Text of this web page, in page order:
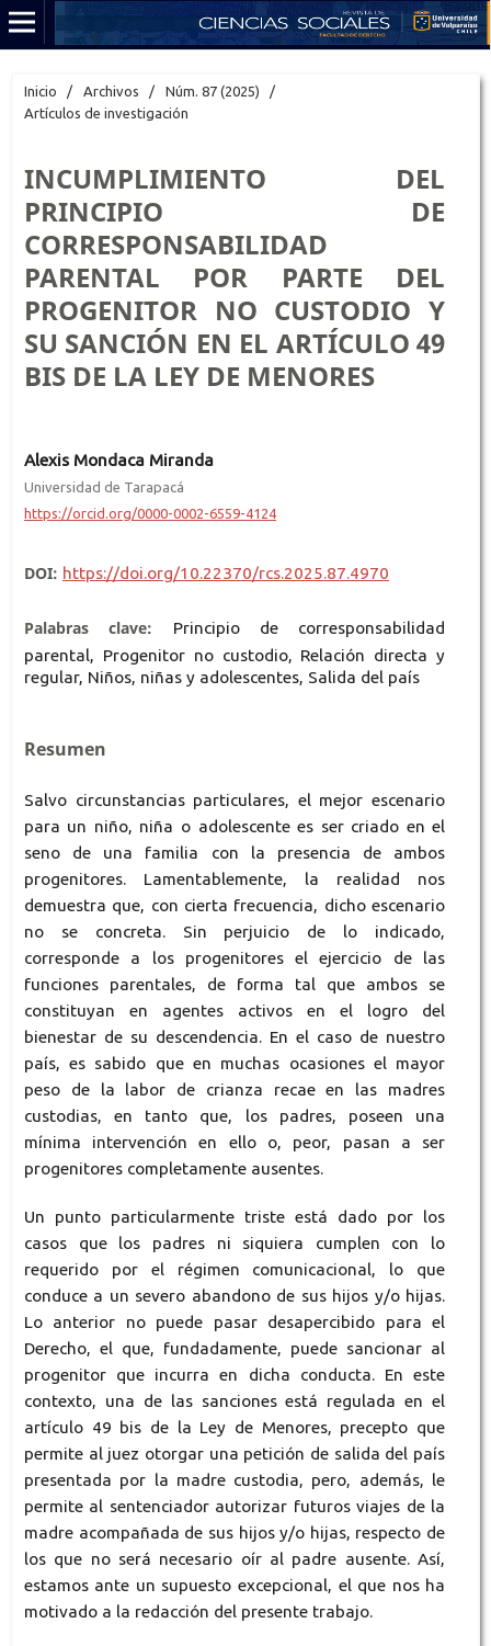
Inicio / Archivos / Núm. 87 (2025)
/
Artículos de investigación
INCUMPLIMIENTO DEL
PRINCIPIO DE
CORRESPONSABILIDAD
PARENTAL POR PARTE DEL
PROGENITOR NO CUSTODIO Y
SU SANCIÓN EN EL ARTÍCULO 49
BIS DE LA LEY DE MENORES
Alexis Mondaca Miranda
Universidad de Tarapacá
https://orcid.org/0000-0002-6559-4124
DOI: https://doi.org/10.22370/rcs.2025.87.4970
Palabras clave:
Principio de corresponsabilidad
parental, Progenitor no custodio, Relación directa y
regular, Niños, niñas y adolescentes, Salida del país
Resumen
Salvo circunstancias particulares, el mejor escenario
para un niño, niña o adolescente es ser criado en el
seno de una familia con la presencia de ambos
progenitores. Lamentablemente, la realidad nos
demuestra que, con cierta frecuencia, dicho escenario
no se concreta. Sin perjuicio de lo indicado,
corresponde a los progenitores el ejercicio de las
funciones parentales, de forma tal que ambos se
constituyan en agentes activos en el logro del
bienestar de su descendencia. En el caso de nuestro
país, es sabido que en muchas ocasiones el mayor
peso de la labor de crianza recae en las madres
custodias, en tanto que, los padres, poseen una
mínima intervención en ello o, peor, pasan a ser
progenitores completamente ausentes.
Un punto particularmente triste está dado por los
casos que los padres ni siquiera cumplen con lo
requerido por el régimen comunicacional, lo que
conduce a un severo abandono de sus hijos y/o hijas.
Lo anterior no puede pasar desapercibido para el
Derecho, el que, fundadamente, puede sancionar al
progenitor que incurra en dicha conducta. En este
contexto, una de las sanciones está regulada en el
artículo 49 bis de la Ley de Menores, precepto que
permite al juez otorgar una petición de salida del país
presentada por la madre custodia, pero, además, le
permite al sentenciador autorizar futuros viajes de la
madre acompañada de sus hijos y/o hijas, respecto de
los que no será necesario oír al padre ausente. Así,
estamos ante un supuesto excepcional, el que nos ha
motivado a la redacción del presente trabajo.